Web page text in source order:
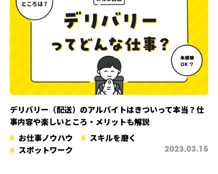
デリバリー（配送）のアルバイトはきついって本当？仕
事内容や楽しいところ・メリットも解説
お仕事ノウハウ
スキルを磨く
スポットワーク
2023.03.15